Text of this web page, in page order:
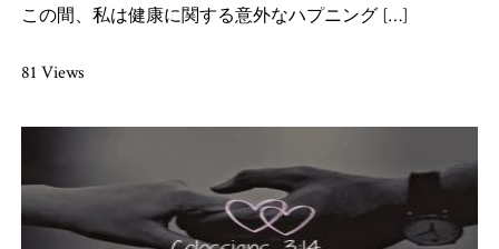
この間、私は健康に関する意外なハプニング […]
81 Views